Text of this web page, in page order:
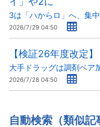
3は「ハからロ」へ、集
2026/7/29 04:50
【検証26年度改定
大手ドラッグは調剤ベア
2026/7/28 04:50
自動検索（類似記